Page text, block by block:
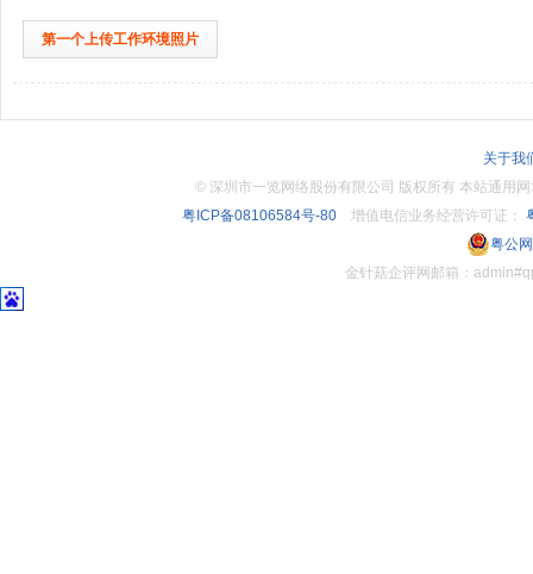
第一个上传工作环境照片
关于我
© 深圳市一览网络股份有限公司 版权所有 本站通
粤ICP备08106584号-80增值电信业务经营许可证：
粤公
金针菇企评网邮箱：